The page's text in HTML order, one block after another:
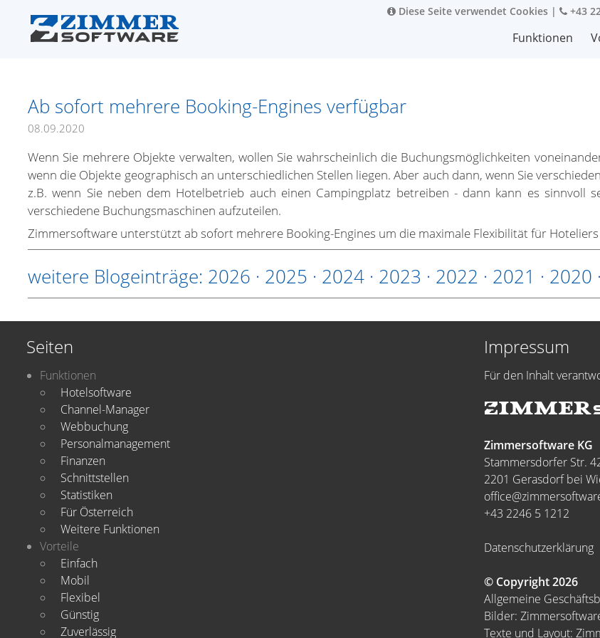
Diese Seite verwendet Cookies | +43
Funktionen
Ab sofort mehrere Booking-Engines verfügbar
08.09.2020
Wenn Sie mehrere Objekte verwalten, wollen Sie wahrscheinlich die Buchungsmöglichkeiten
wenn die Objekte geographisch an unterschiedlichen Stellen liegen. Aber auch dann, wenn Sie
z.B. wenn Sie neben dem Hotelbetrieb auch einen Campingplatz betreiben - dann kann es sinnvoll
verschiedene Buchungsmaschinen aufzuteilen.
Zimmersoftware unterstützt ab sofort mehrere Booking-Engines um die maximale Flexibilität für
weitere Blogeinträge: 2026 · 2025 · 2024 · 2023 · 2022 · 2021 · 2020 ·
Seiten
Funktionen
Hotelsoftware
Channel-Manager
Webbuchung
Personalmanagement
Finanzen
Schnittstellen
Statistiken
Für Österreich
Weitere Funktionen
Vorteile
Einfach
Mobil
Flexibel
Günstig
Zuverlässig
Impressum
Für den Inhalt
Zimmersoftware KG
Stammersdorfer Str.
2201 Gerasdorf bei
+43 2246 5 1212
Datenschutzerklärung
© Copyright 2026
Allgemeine
Bilder:
Texte und Layout: